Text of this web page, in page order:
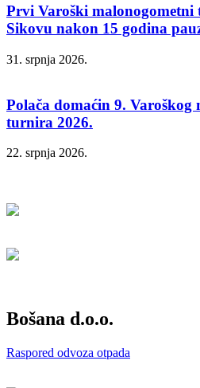
Prvi Varoški
Sikovu nakon 15 godina
31. srpnja 2026.
Polača domaćin 9. Varoškog
turnira 2026.
22. srpnja 2026.
Bošana d.o.o.
Raspored odvoza otpada